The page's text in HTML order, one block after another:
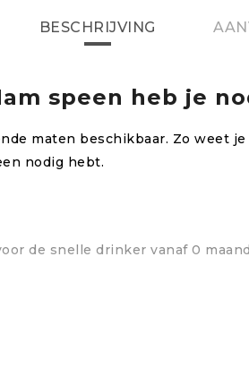
BESCHRIJVING
speen heb je
maten beschikbaar. Zo weet
nodig hebt.
de snelle drinker vanaf 0